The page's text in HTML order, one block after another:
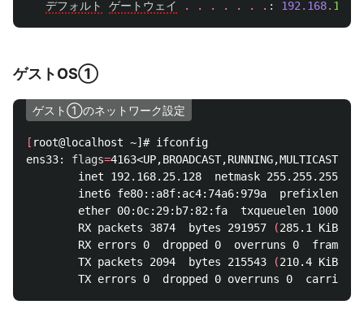
デフォルト
ゲートウェイ . . . . . . . : 192.168. 11
ゲストOS①
ゲスト①のネットワーク設定
[ root@localhost ~]# ifconfig
ens33: flags=4163<UP,BROADCAST,RUNNING,MULTICAST>
inet 192.168.25.128  netmask 255.255.255.0
inet6 fe80::a8f:ac4:74a6:979a  prefixlen 64
        ether 00:0c:29:b7:82:fa  txqueuelen 1000
        RX packets 3874  bytes 291957
(285.1 KiB
        RX errors 0  dropped 0  overruns 0  frame 0
        TX packets 2094  bytes 215543
(210.4 KiB